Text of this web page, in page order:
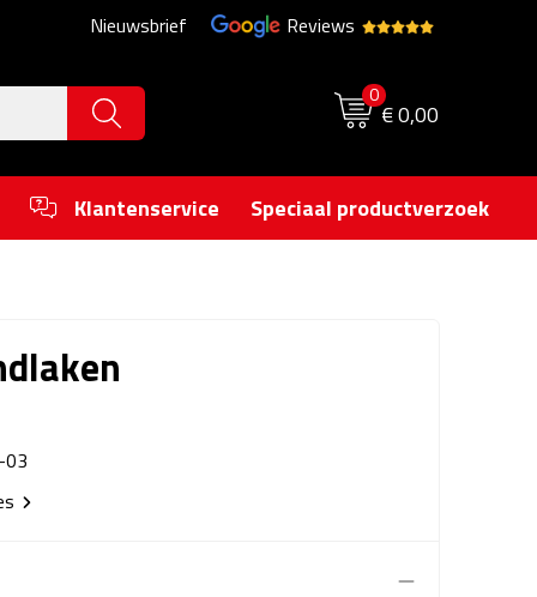
Nieuwsbrief Reviews
0
€ 0,00
Klantenservice Speciaal productverzoek